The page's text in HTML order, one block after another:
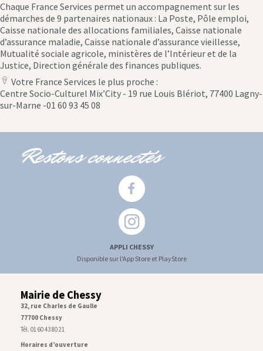
Chaque France Services permet un accompagnement sur les
démarches de 9 partenaires nationaux : La Poste, Pôle emploi,
Caisse nationale des allocations familiales, Caisse nationale
d’assurance maladie, Caisse nationale d’assurance vieillesse,
Mutualité sociale agricole, ministères de l’Intérieur et de la
Justice, Direction générale des finances publiques.
location
icon
Votre France Services le plus proche :
Centre Socio-Culturel Mix’City - 19 rue Louis Blériot, 77400 Lagny-
sur-Marne -01 60 93 45 08
Restons connectés
APPLI CHESSY
Disponible sur l'App Store et PlayStore
Mairie de Chessy
32, rue Charles de Gaulle
77700 Chessy
Tél. 01 60 43 80 21
Horaires d’ouverture